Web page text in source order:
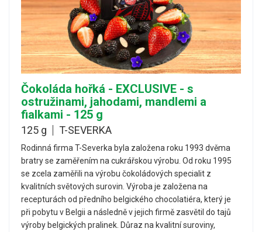
Čokoláda hořká - EXCLUSIVE - s
ostružinami, jahodami, mandlemi a
fialkami - 125 g
125 g T-SEVERKA
Rodinná firma T-Severka byla založena roku 1993 dvěma
bratry se zaměřením na cukrářskou výrobu. Od roku 1995
se zcela zaměřili na výrobu čokoládových specialit z
kvalitních světových surovin. Výroba je založena na
recepturách od předního belgického chocolatiéra, který je
při pobytu v Belgii a následně v jejich firmě zasvětil do tajů
výroby belgických pralinek. Důraz na kvalitní suroviny,